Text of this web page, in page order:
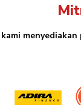
kami